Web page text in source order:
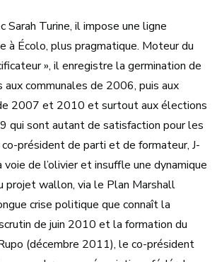
Sarah Turine, il impose une ligne
à Écolo, plus pragmatique. Moteur du
», il enregistre la germination de
aux communales de 2006, puis aux
2007 et 2010 et surtout aux élections
qui sont autant de satisfaction pour les
président de parti et de formateur, J-
voie de l’olivier et insuffle une dynamique
projet wallon, via le Plan Marshall
crise politique que connaît la
de juin 2010 et la formation du
(décembre 2011), le co-président